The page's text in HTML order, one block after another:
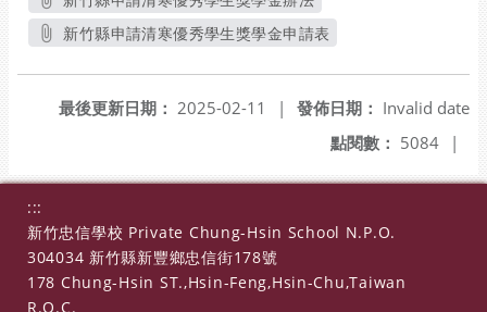
另開新視窗
新竹縣申請清寒優秀學生獎學金申請表
發佈日期： Invalid date
最後更新日期： 2025-02-11
|
點閱數： 5084 |
:::
新竹忠信學校 Private Chung-Hsin School N.P.O.
304034 新竹縣新豐鄉忠信街178號
178 Chung-Hsin ST.,Hsin-Feng,Hsin-Chu,Taiwan
R.O.C.